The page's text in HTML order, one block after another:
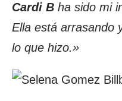
Cardi B ha sido mi
Ella está arrasando
lo que hizo.»